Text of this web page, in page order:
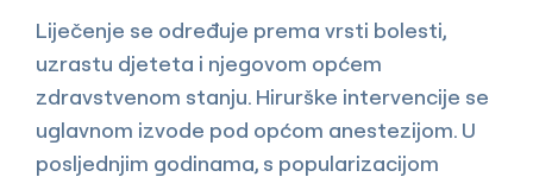
Liječenje se određuje prema vrsti bolesti,
uzrastu djeteta i njegovom općem
zdravstvenom stanju. Hirurške intervencije se
uglavnom izvode pod općom anestezijom. U
posljednjim godinama, s popularizacijom